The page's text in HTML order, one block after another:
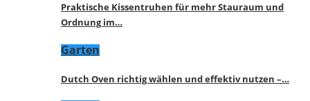
Praktische Kissentruhen für mehr Stauraum und
Ordnung im…
Garten
Dutch Oven richtig wählen und effektiv nutzen –…